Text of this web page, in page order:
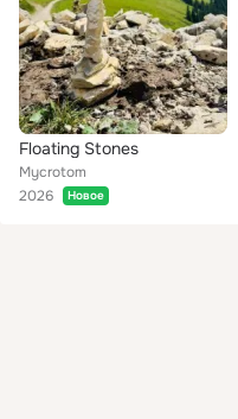
Floating Stones
Mycrotom
2026
Новое